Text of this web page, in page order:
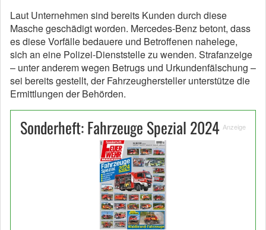
Laut Unternehmen sind bereits Kunden durch diese
Masche geschädigt worden. Mercedes-Benz betont, dass
es diese Vorfälle bedauere und Betroffenen nahelege,
sich an eine Polizei-Dienststelle zu wenden. Strafanzeige
– unter anderem wegen Betrugs und Urkundenfälschung –
sei bereits gestellt, der Fahrzeughersteller unterstütze die
Ermittlungen der Behörden.
Sonderheft: Fahrzeuge Spezial 2024 Anzeige